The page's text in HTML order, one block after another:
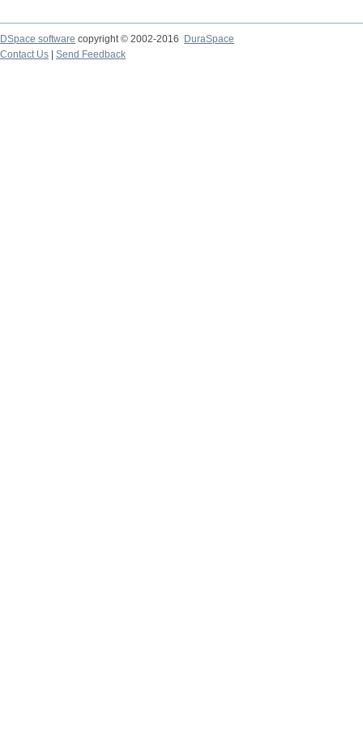
DSpace software copyright © 2002-2016
DuraSpace
Contact Us
Send Feedback